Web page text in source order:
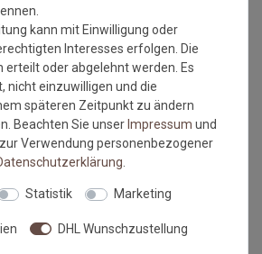
in die Waschmaschine passen, können
(aus Entfernung) gereinigt werden
abgegeben werden. Ganz wichtig ist
nicht gefaltet und auch nicht mit
in die Maschine legt, damit die Matte
aus der Maschine kommt. Dies ist
stellt auch keinen Reklamationsgrund
auf keinen Fall in den Trockner
die wieder verschwunden sein.
kann mit Einwilligung oder
Interesses erfolgen. Die
erteilt oder abgelehnt werden. Es
nicht einzuwilligen und die
späteren Zeitpunkt zu ändern
Beachten Sie unser Impressum und
Verwendung personenbezogener
Statistik Marketing
DHL Wunschzustellung